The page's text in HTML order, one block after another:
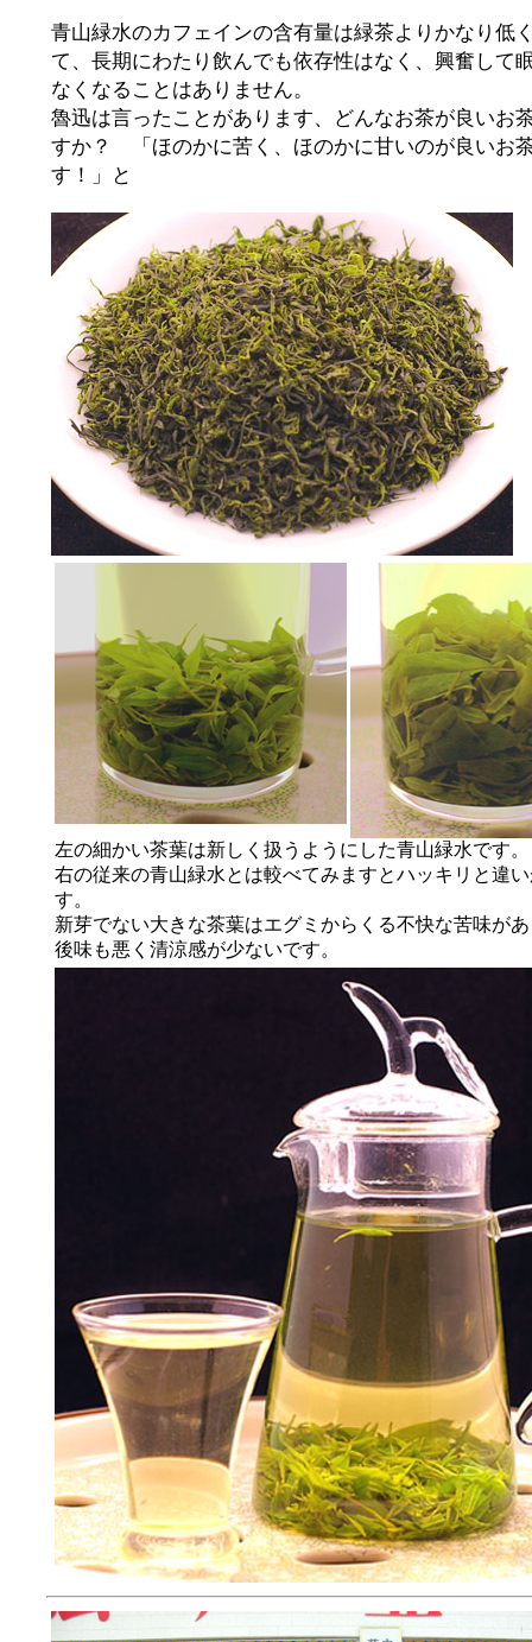
青山緑水のカフェインの含有量は緑茶よりかなり低
て、長期にわたり飲んでも依存性はなく、興奮して
なくなることはありません。
魯迅は言ったことがあります、どんなお茶が良いお
すか？ 「ほのかに苦く、ほのかに甘いのが良いお
す！」と
左の細かい茶葉は新しく扱うようにした青山緑水です。
右の従来の青山緑水とは較べてみますとハッキリと違
す。
新芽でない大きな茶葉はエグミからくる不快な苦味が
後味も悪く清涼感が少ないです。